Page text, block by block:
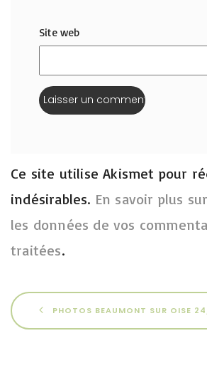
Site web
Ce site utilise Akismet pour
indésirables. En savoir plus
les données de vos
traitées.
PHOTOS BEAUMONT SUR OISE 24/25 JUIN